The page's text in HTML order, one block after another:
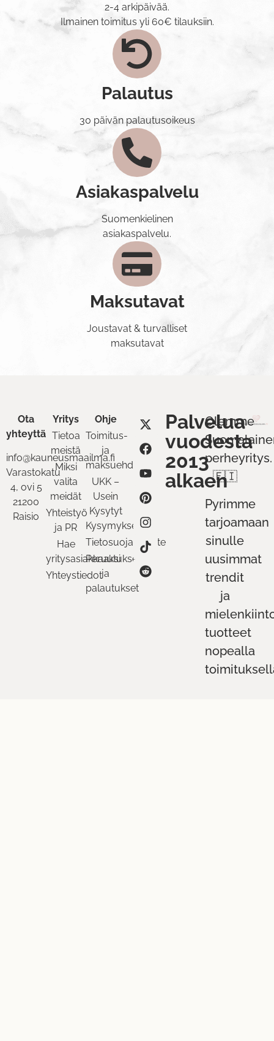
2-4 arkipäivää.
Ilmainen toimitus yli 60€ tilauksiin.
Palautus
30 päivän palautusoikeus
Asiakaspalvelu
Suomenkielinen
asiakaspalvelu.
Maksutavat
Joustavat & turvalliset
maksutavat
Ota
yhteyttä
info@kauneusmaailma.fi
Varastokatu
4, ovi 5
21200
Raisio
Yritys
Tietoa
meistä
Miksi
valita
meidät
Yhteistyö
ja PR
Hae
yritysasiakkaaksi
Yhteystiedot
Ohje
Toimitus-
ja
maksuehdot
UKK –
Usein
Kysytyt
Kysymykset
Tietosuojaseloste
Peruutukset
ja
palautukset
Palvelua
vuodesta
2013
alkaen
Olemme
perheyritys.
🇫🇮
Pyrimme
tarjoamaan
sinulle
uusimmat
trendit
ja
tuotteet
nopealla